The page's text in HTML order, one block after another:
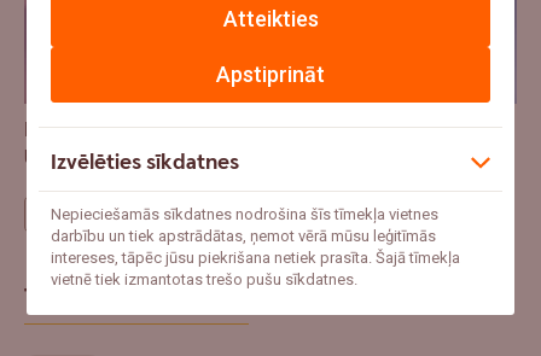
Latvijas uzņēmēji mudināti pieteikties Pasaules
Uzņēmējdarbības kausam 2026
Izaugsme
Tuvākie notikumi
Apstiprināt
Atteikties
Izvēlēties sīkdatnes
Nepieciešamās sīkdatnes nodrošina šīs tīmekļa vietnes
darbību un tiek apstrādātas, ņemot vērā mūsu leģitīmās
intereses, tāpēc jūsu piekrišana netiek prasīta. Šajā tīmekļa
vietnē tiek izmantotas trešo pušu sīkdatnes.